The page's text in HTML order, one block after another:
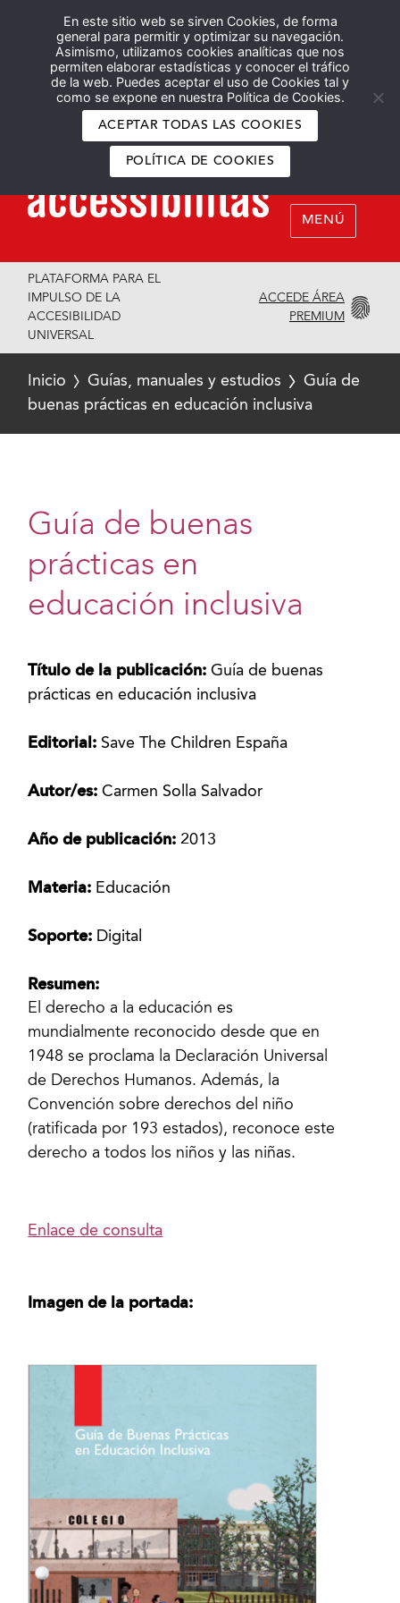
En este sitio web se sirven Cookies, de forma
general para permitir y optimizar su navegación.
Asimismo, utilizamos cookies analíticas que nos
permiten elaborar estadísticas y conocer el tráfico
de la web. Puedes aceptar el uso de Cookies tal y
como se expone en nuestra Política de Cookies.
ACEPTAR TODAS LAS COOKIES
POLÍTICA DE COOKIES
Español English
MENÚ
PLATAFORMA PARA EL
IMPULSO DE LA
ACCESIBILIDAD
UNIVERSAL
ACCEDE ÁREA
PREMIUM
Inicio Guías, manuales y estudios
Guía de
buenas prácticas en educación inclusiva
Guía de buenas
prácticas en
educación inclusiva
Título de la publicación:Guía de buenas
prácticas en educación inclusiva
Editorial: Save The Children España
Autor/es:Carmen Solla Salvador
Año de publicación: 2013
Materia: Educación
Soporte: Digital
Resumen:
El derecho a la educación es
mundialmente reconocido desde que en
1948 se proclama la Declaración Universal
de Derechos Humanos. Además, la
Convención sobre derechos del niño
(ratificada por 193 estados), reconoce este
derecho a todos los niños y las niñas.
Enlace de consulta
Imagen de la portada: